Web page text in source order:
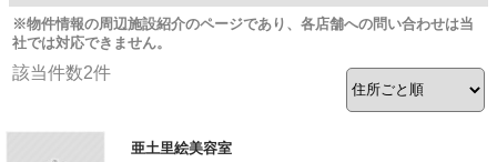
※物件情報の周辺施設紹介のページであり、各店舗への問い合わせは当
社では対応できません。
該当件数2件
亜土里絵美容室